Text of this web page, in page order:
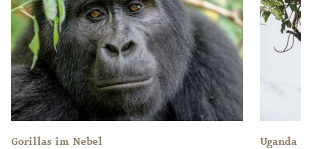
Gorillas im Nebel Uganda